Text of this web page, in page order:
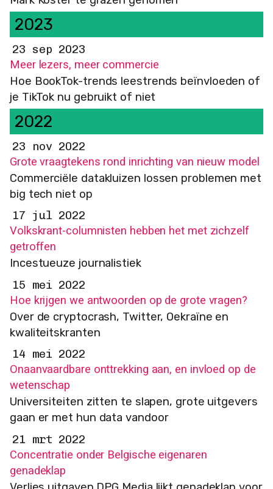
2023
23 sep 2023
Meer lezers, meer commercie
Hoe BookTok-trends leestrends beïnvloeden of
je TikTok nu gebruikt of niet
2022
23 nov 2022
Grote vraagtekens rond inrichting van nieuw model
Commerciële datakluizen lossen problemen met
big tech niet op
17 jul 2022
Volkskrant-columnisten hebben het met zichzelf
getroffen
Incestueuze journalistiek
15 mei 2022
Hoe krijgen we antwoorden op de grote vragen?
Over de cryptocrash, Twitter, Oekraïne en
kwaliteitskranten
14 mei 2022
Onaanvaardbare onttrekking aan, en invloed op de
wetenschap
Universiteiten zitten te slapen, grote uitgevers
gaan er met hun data vandoor
21 mrt 2022
Concentratie onder Belgische eigenaren
genadeklap